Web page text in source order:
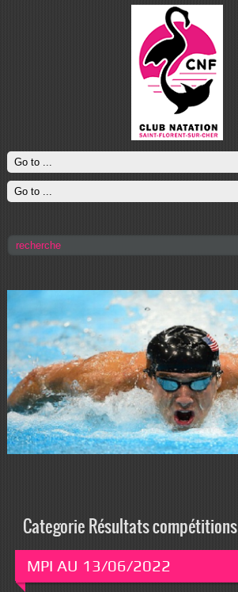
Categorie Résultats compétitions
MPI AU 13/06/2022